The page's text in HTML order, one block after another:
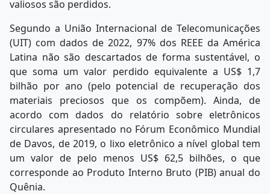
valiosos são perdidos.
Segundo a União Internacional de Telecomunicações
(UIT) com dados de 2022, 97% dos REEE da América
Latina não são descartados de forma sustentável, o
que soma um valor perdido equivalente a US$ 1,7
bilhão por ano (pelo potencial de recuperação dos
materiais preciosos que os compõem). Ainda, de
acordo com dados do relatório sobre eletrônicos
circulares apresentado no Fórum Econômico Mundial
de Davos, de 2019, o lixo eletrônico a nível global tem
um valor de pelo menos US$ 62,5 bilhões, o que
corresponde ao Produto Interno Bruto (PIB) anual do
Quênia.